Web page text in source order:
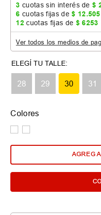
3 cuotas sin interés de$
6 cuotas fijas de$ 12.505
12 cuotas fijas de $ 6253
Ver todos los medios de
28 29 30 31
Colores